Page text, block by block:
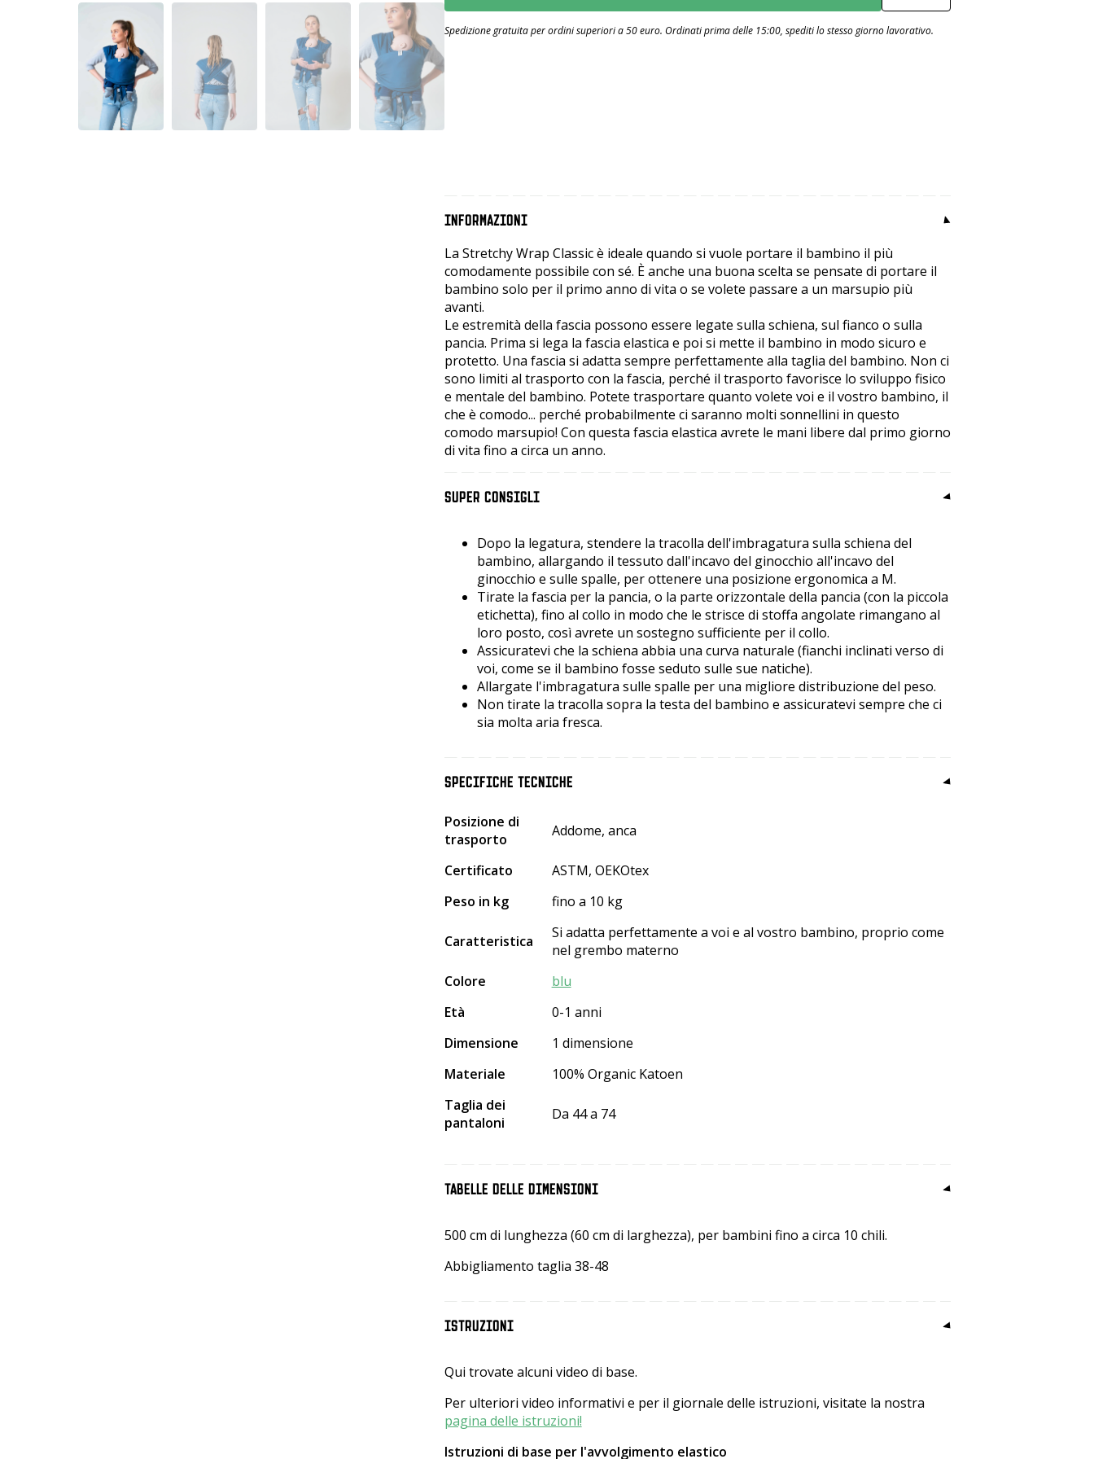
Numero
Spedizione gratuita per ordini superiori a 50 euro. Ordinati prima delle 15:00, spediti lo stesso giorno lavorativo.
INFORMAZIONI
La Stretchy Wrap Classic è ideale quando si vuole portare il bambino il più
comodamente possibile con sé. È anche una buona scelta se pensate di portare il
bambino solo per il primo anno di vita o se volete passare a un marsupio più
avanti.
Le estremità della fascia possono essere legate sulla schiena, sul fianco o sulla
pancia. Prima si lega la fascia elastica e poi si mette il bambino in modo sicuro e
protetto. Una fascia si adatta sempre perfettamente alla taglia del bambino. Non ci
sono limiti al trasporto con la fascia, perché il trasporto favorisce lo sviluppo fisico
e mentale del bambino. Potete trasportare quanto volete voi e il vostro bambino, il
che è comodo... perché probabilmente ci saranno molti sonnellini in questo
comodo marsupio! Con questa fascia elastica avrete le mani libere dal primo giorno
di vita fino a circa un anno.
SUPER CONSIGLI
Dopo la legatura, stendere la tracolla dell'imbragatura sulla schiena del
bambino, allargando il tessuto dall'incavo del ginocchio all'incavo del
ginocchio e sulle spalle, per ottenere una posizione ergonomica a M.
Tirate la fascia per la pancia, o la parte orizzontale della pancia (con la piccola
etichetta), fino al collo in modo che le strisce di stoffa angolate rimangano al
loro posto, così avrete un sostegno sufficiente per il collo.
Assicuratevi che la schiena abbia una curva naturale (fianchi inclinati verso di
voi, come se il bambino fosse seduto sulle sue natiche).
Allargate l'imbragatura sulle spalle per una migliore distribuzione del peso.
Non tirate la tracolla sopra la testa del bambino e assicuratevi sempre che ci
sia molta aria fresca.
SPECIFICHE TECNICHE
Posizione di
trasporto
Addome, anca
Certificato
ASTM, OEKOtex
Peso in kg
fino a 10 kg
Caratteristica
Si adatta perfettamente a voi e al vostro bambino, proprio come
nel grembo materno
Colore
blu
Età
0-1 anni
Dimensione
1 dimensione
Materiale
100% Organic Katoen
Taglia dei
pantaloni
Da 44 a 74
TABELLE DELLE DIMENSIONI
500 cm di lunghezza (60 cm di larghezza), per bambini fino a circa 10 chili.
Abbigliamento taglia 38-48
ISTRUZIONI
Qui trovate alcuni video di base.
Per ulteriori video informativi e per il giornale delle istruzioni, visitate la nostra
pagina delle istruzioni!
Istruzioni di base per l'avvolgimento elastico